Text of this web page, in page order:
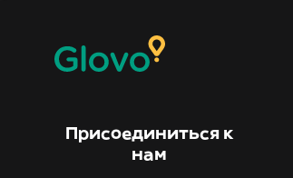
Присоединиться к
нам